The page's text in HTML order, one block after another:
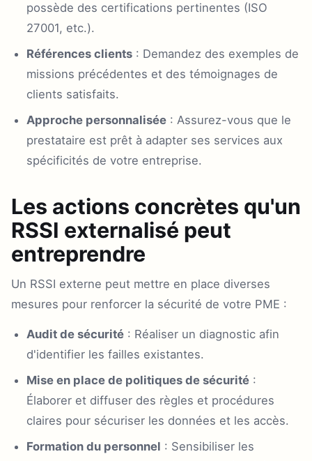
possède des certifications pertinentes (ISO
27001, etc.).
Références clients : Demandez des exemples de
missions précédentes et des témoignages de
clients satisfaits.
Approche personnalisée : Assurez-vous que le
prestataire est prêt à adapter ses services aux
spécificités de votre entreprise.
Les actions concrètes qu'un
RSSI externalisé peut
entreprendre
Un RSSI externe peut mettre en place diverses
mesures pour renforcer la sécurité de votre PME :
Audit de sécurité : Réaliser un diagnostic afin
d'identifier les failles existantes.
Mise en place de politiques de sécurité :
Élaborer et diffuser des règles et procédures
claires pour sécuriser les données et les accès.
Formation du personnel : Sensibiliser les